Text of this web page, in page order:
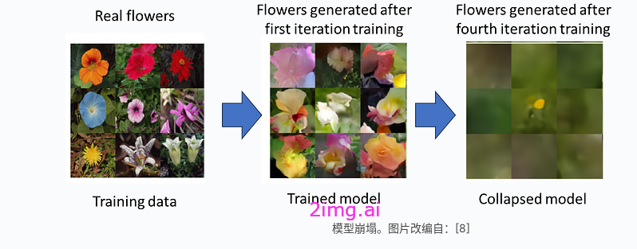
模型崩塌。图片改编自：[8]